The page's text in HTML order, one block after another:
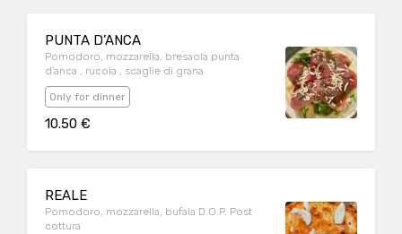
PUNTA D’ANCA
Pomodoro, mozzarella, bresaola punta
d’anca , rucola , scaglie di grana
Only for dinner
10.50 €
REALE
Pomodoro, mozzarella, bufala D.O.P. Post
cottura